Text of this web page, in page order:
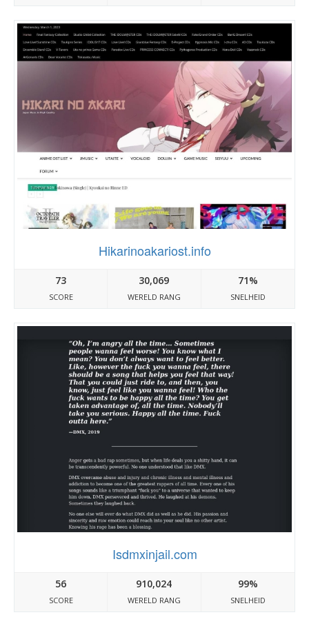
Hikarinoakariost.info
73
SCORE
30,069
WERELD RANG
71%
SNELHEID
Isdmxinjail.com
56
SCORE
910,024
WERELD RANG
99%
SNELHEID